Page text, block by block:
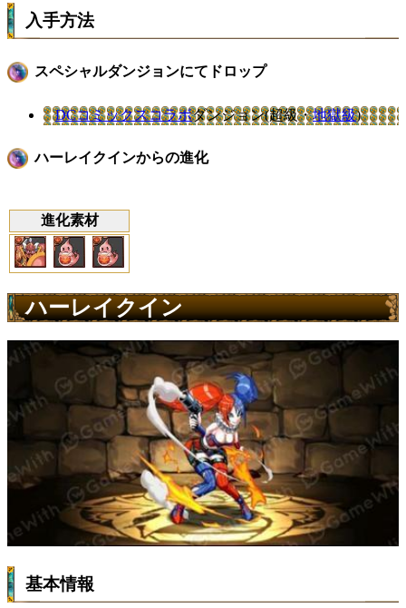
入手方法
スペシャルダンジョンにてドロップ
DCコミックスコラボダンジョン(超級・地獄級)
ハーレイクインからの進化
進化素材
ハーレイクイン
基本情報